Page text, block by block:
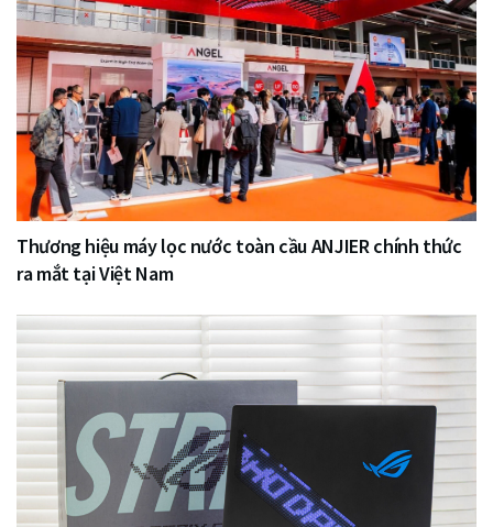
Thương hiệu máy lọc nước toàn cầu ANJIER chính thức
ra mắt tại Việt Nam